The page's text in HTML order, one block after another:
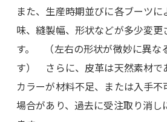
また、生産時期並びに各ブーツ
味、縫製幅、形状などが多少変
す。 （左右の形状が微妙に異な
す） さらに、皮革は天然素材で
カラーが材料不足、または入手不
場合があり、過去に受注取り消し